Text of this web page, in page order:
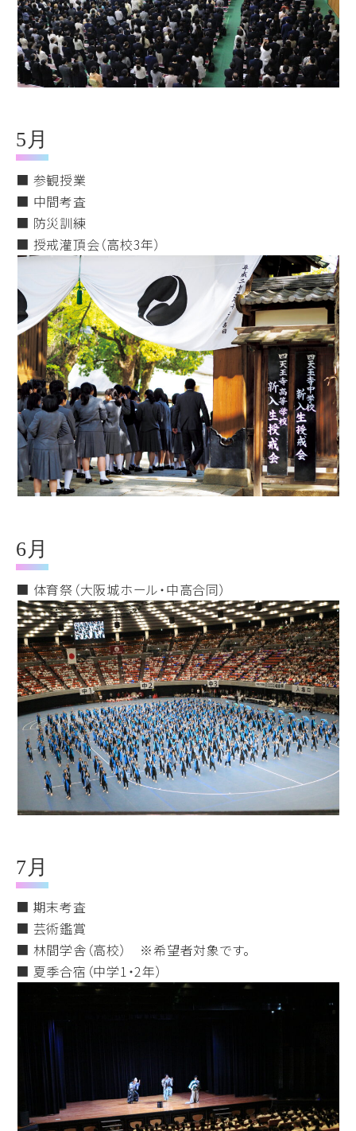
5月
■ 参観授業
■ 中間考査
■ 防災訓練
■ 授戒灌頂会（高校3年）
6月
■ 体育祭（大阪城ホール・中高合同）
7月
■ 期末考査
■ 芸術鑑賞
■ 林間学舎（高校） ※希望者対象です。
■ 夏季合宿（中学1・2年）